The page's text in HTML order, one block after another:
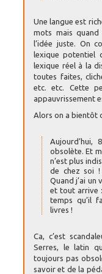
Une langue est
mots mais
l’idée juste. On
lexique potentiel
lexique réel à la
toutes faites,
etc. etc. Cette
appauvrissement
Alors on a bientôt
Aujourd’hui,
obsolète. Et
n’est plus
de chez soi !
Quand j’ai un
et tout arrive
temps qu’il
livres !
Ca, c’est
Serres, le latin
toujours pas
savoir et de la